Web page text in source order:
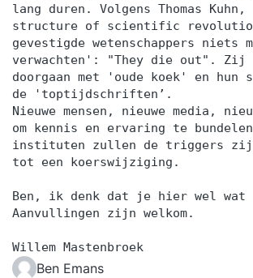
lang duren. Volgens Thomas Kuhn,
structure of scientific
gevestigde wetenschappers niets
verwachten': "They die out". Zij
doorgaan met 'oude koek' en hun
de 'toptijdschriften’.
Nieuwe mensen, nieuwe media,
om kennis en ervaring te
instituten zullen de triggers
tot een koerswijziging.
Ben, ik denk dat je hier wel wat
Aanvullingen zijn welkom.
Willem Mastenbroek
Ben Emans